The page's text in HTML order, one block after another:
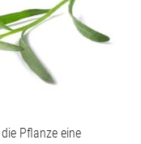
Pflanze eine